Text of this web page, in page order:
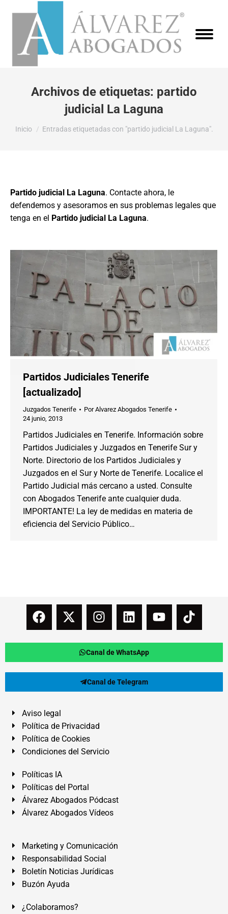
Archivos de etiquetas: partido
judicial La Laguna
Estás aquí:
Inicio Entradas etiquetadas con "partido judicial La Laguna".
Partido judicial La Laguna. Contacte ahora, le
defendemos y asesoramos en sus problemas legales que
tenga en el Partido judicial La Laguna.
Partidos Judiciales Tenerife
[actualizado]
Juzgados Tenerife PorAlvarez Abogados Tenerife
24 junio, 2013
Partidos Judiciales en Tenerife. Información sobre
Partidos Judiciales y Juzgados en Tenerife Sur y
Norte. Directorio de los Partidos Judiciales y
Juzgados en el Sur y Norte de Tenerife. Localice el
Partido Judicial más cercano a usted. Consulte
con Abogados Tenerife ante cualquier duda.
IMPORTANTE! La ley de medidas en materia de
eficiencia del Servicio Público…
Canal de WhatsApp
Canal de Telegram
Aviso legal
Política de Privacidad
Política de Cookies
Condiciones del Servicio
Políticas IA
Políticas del Portal
Álvarez Abogados Pódcast
Álvarez Abogados Vídeos
Marketing y Comunicación
Responsabilidad Social
Boletín Noticias Jurídicas
Buzón Ayuda
¿Colaboramos?